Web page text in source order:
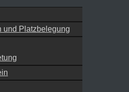
und Platzbelegung